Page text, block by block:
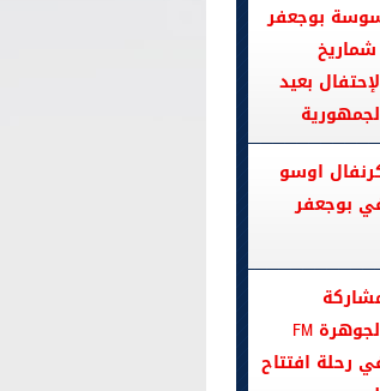
بوجعفر
بعيد
اوسو
بوجعفر
الجوهرة FM
رحلة افتتاح